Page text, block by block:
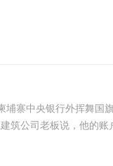
中央银行外挥舞国
筑公司老板说，他的